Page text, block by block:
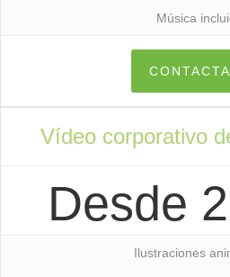
Música
Vídeo corporativo
Desde
Ilustraciones